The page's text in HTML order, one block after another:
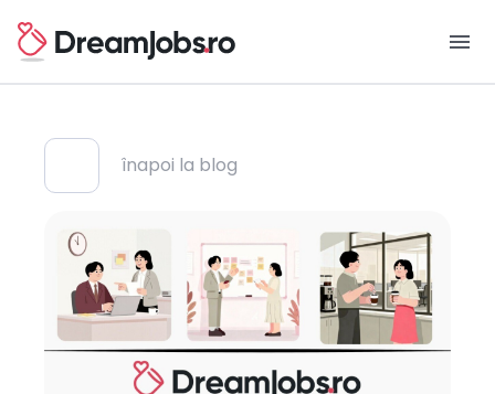
menu
înapoi la blog